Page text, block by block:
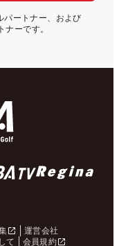
パートナー、および
ナーです。
運営会社
て 会員規約